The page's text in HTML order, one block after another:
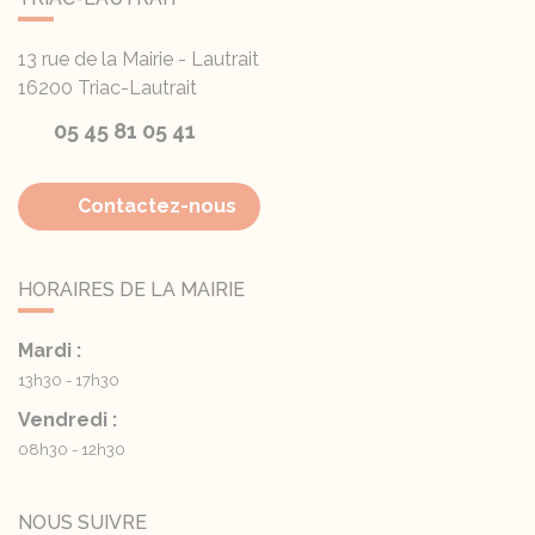
13 rue de la Mairie - Lautrait
16200 Triac-Lautrait
05 45 81 05 41
Contactez-nous
HORAIRES DE LA MAIRIE
Mardi :
13h30 - 17h30
Vendredi :
08h30 - 12h30
NOUS SUIVRE